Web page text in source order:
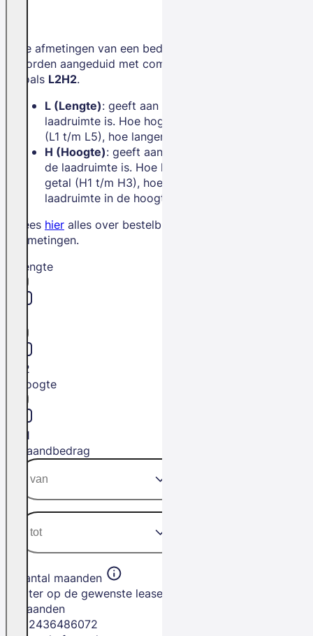
De afmetingen van een bedrijfswagen
worden aangeduid met combinaties
zoals L2H2.
L (Lengte): geeft aan hoe lang de
laadruimte is. Hoe hoger het getal
(L1 t/m L5), hoe langer de bus.
H (Hoogte): geeft aan hoe hoog
de laadruimte is. Hoe hoger het
getal (H1 t/m H3), hoe meer
laadruimte in de hoogte.
Lees hier alles over bestelbus
afmetingen.
Lengte
L2
Hoogte
H1
Maandbedrag
Aantal maanden
Filter op de gewenste leasetermijn in
maanden
2436486072